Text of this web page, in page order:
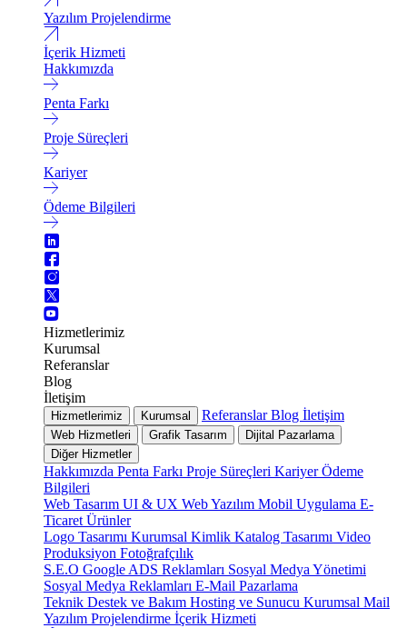
Yazılım Projelendirme
İçerik Hizmeti
Hakkımızda
Penta Farkı
Proje Süreçleri
Kariyer
Ödeme Bilgileri
Hizmetlerimiz
Kurumsal
Referanslar
Blog
İletişim
Hizmetlerimiz Kurumsal ReferanslarBlog İletişim
Web Hizmetleri Grafik Tasarım
Dijital Pazarlama
Diğer Hizmetler
Hakkımızda Penta Farkı Proje Süreçleri KariyerÖdeme
Bilgileri
Web Tasarım UI & UX Web Yazılım Mobil Uygulama E-
Ticaret Ürünler
Logo Tasarımı Kurumsal Kimlik Katalog Tasarımı Video
Produksiyon Fotoğrafçılık
S.E.O Google ADS Reklamları Sosyal Medya Yönetimi
Sosyal Medya Reklamları E-Mail Pazarlama
Teknik Destek ve Bakım Hosting ve Sunucu Kurumsal Mail
Yazılım Projelendirme İçerik Hizmeti